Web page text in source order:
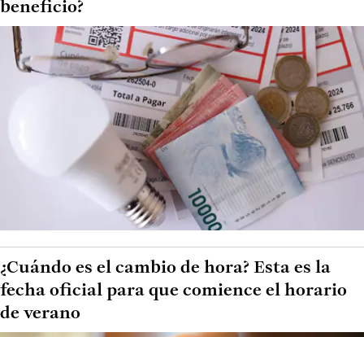
beneficio?
¿Cuándo es el cambio de hora? Esta es la
fecha oficial para que comience el horario
de verano